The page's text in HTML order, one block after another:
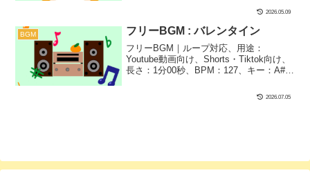
い、楽器：オルゴール、シンセサイザー
｜15秒BGM第4弾！甘くてかわいいBGM
です！ショート動画やTiktokにぴった
り！クイズのシンキングタイム（待ち時
間）のシーンにも合うかも？
2026.05.09
BGM フリーBGM : バレンタイン
フリーBGM｜ループ対応、用途：
Youtube動画向け、Shorts・Tiktok向け、
長さ：1分00秒、BPM：127、キー：A#、
シンセサイザー｜バレンタインっぽいポ
ップなシンセサイザーで仕上げました！
2026.07.05